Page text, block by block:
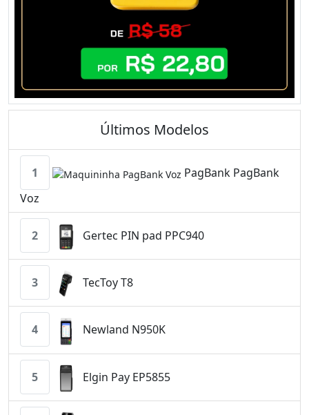
Últimos Modelos
1
PagBank PagBank
Voz
2 Gertec PIN pad PPC940
3 TecToy T8
4 Newland N950K
5 Elgin Pay EP5855